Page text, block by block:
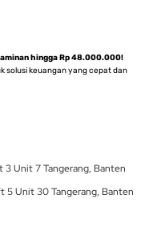
hingga Rp 48.000.000!
solusi keuangan yang cepat dan
3 Unit 7 Tangerang, Banten
5 Unit 30 Tangerang, Banten